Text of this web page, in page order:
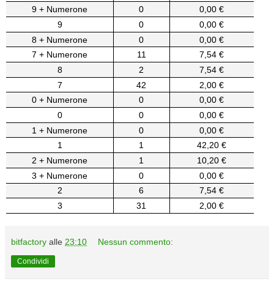
9 + Numerone
0
0,00 €
9
0
0,00 €
8 + Numerone
0
0,00 €
7 + Numerone
11
7,54 €
8
2
7,54 €
7
42
2,00 €
0 + Numerone
0
0,00 €
0
0
0,00 €
1 + Numerone
0
0,00 €
1
1
42,20 €
2 + Numerone
1
10,20 €
3 + Numerone
0
0,00 €
2
6
7,54 €
3
31 2,00 €
bitfactory alle 23:10 Nessun commento:
Condividi